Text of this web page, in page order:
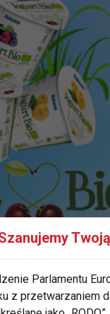
Parlamentu
z przetwarzaniem